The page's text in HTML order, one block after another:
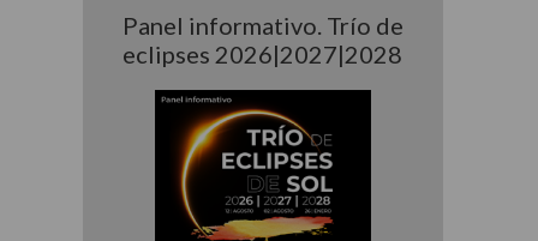
Panel informativo. Trío de
eclipses 2026|2027|2028